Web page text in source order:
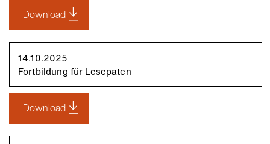
Download
14.10.2025
Fortbildung für Lesepaten
Download